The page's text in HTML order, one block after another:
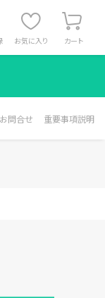
お気に入り カート
お問合せ 重要事項説明